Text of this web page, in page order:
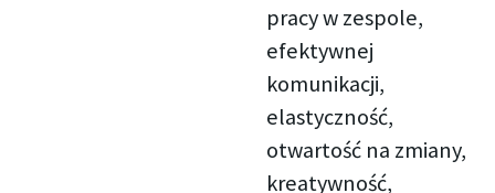
pracy w zespole,
efektywnej
komunikacji,
elastyczność,
otwartość na zmiany,
kreatywność,